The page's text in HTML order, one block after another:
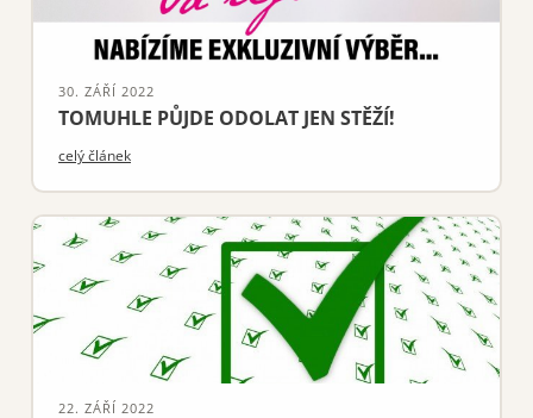
30. ZÁŘÍ 2022
TOMUHLE PŮJDE ODOLAT JEN STĚŽÍ!
celý článek
22. ZÁŘÍ 2022